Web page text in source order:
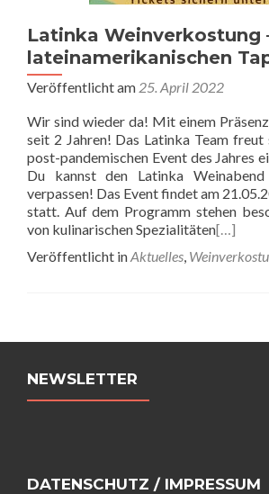
Latinka Weinverkostung
lateinamerikanischen
Veröffentlicht am 25. April 2022
Wir sind wieder da! Mit einem
seit 2 Jahren! Das Latinka Team freut
post-pandemischen Event des Jahres
Du kannst den Latinka
verpassen! Das Event findet am
statt. Auf dem Programm stehen
von kulinarischen Spezialitäten[…]
Veröffentlicht inAktuelles,
Beitrags-
Navigation
NEWSLETTER
DATENSCHUTZ / IMPRESSUM